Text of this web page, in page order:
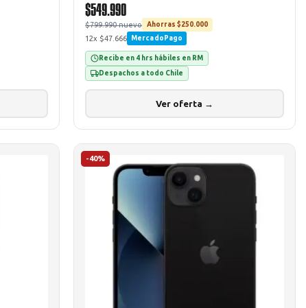
$549.990
$799.990 nuevo Ahorras $250.000
12x $47.666 MercadoPago
Recibe en 4 hrs hábiles en RM
Despachos a todo Chile
Ver oferta →
-40%